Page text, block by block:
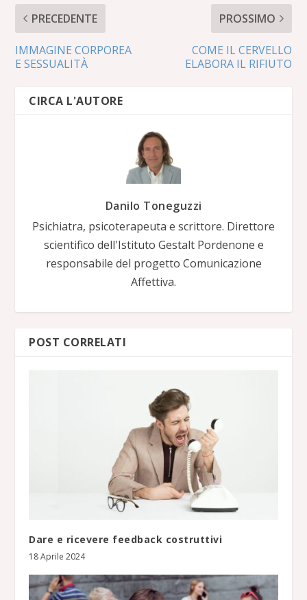
PRECEDENTE
IMMAGINE CORPOREA
E SESSUALITÀ
PROSSIMO
COME IL CERVELLO
ELABORA IL RIFIUTO
CIRCA L'AUTORE
Danilo Toneguzzi
Psichiatra, psicoterapeuta e scrittore. Direttore
scientifico dell'Istituto Gestalt Pordenone e
responsabile del progetto Comunicazione
Affettiva.
POST CORRELATI
Dare e ricevere feedback costruttivi
18 Aprile 2024